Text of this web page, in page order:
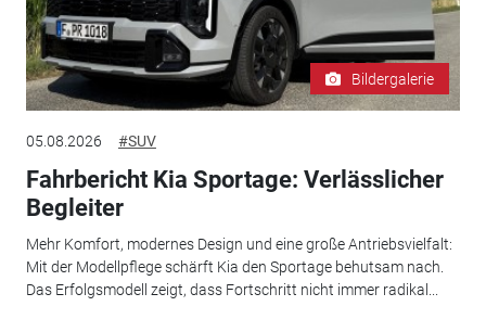
Bildergalerie
05.08.2026 #SUV
Fahrbericht Kia Sportage: Verlässlicher
Begleiter
Mehr Komfort, modernes Design und eine große Antriebsvielfalt:
Mit der Modellpflege schärft Kia den Sportage behutsam nach.
Das Erfolgsmodell zeigt, dass Fortschritt nicht immer radikal...